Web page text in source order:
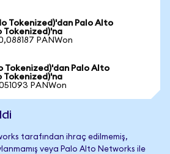
Tokenized)'dan Palo Alto
Tokenized)'na
PANWon
Tokenized)'dan Palo Alto
Tokenized)'na
PANWon
tarafından ihraç edilmemiş,
veya Palo Alto Networks ile